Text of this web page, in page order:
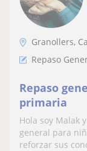
Granollers,
Repaso
Repaso
primaria
Hola soy Malak
general para
reforzar sus